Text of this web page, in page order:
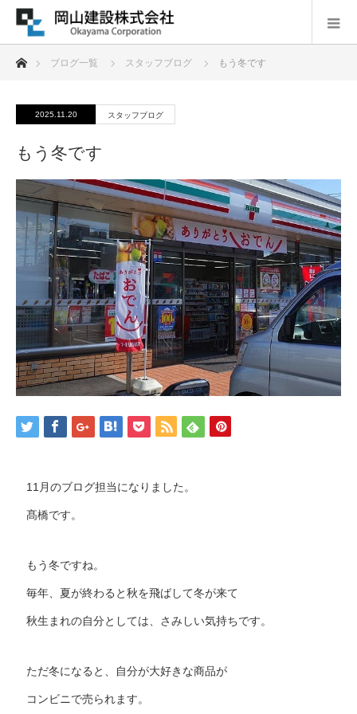
ホームブログ一覧 スタッフブログ もう冬です
2025.11.20 スタッフブログ
もう冬です
11月のブログ担当になりました。
髙橋です。
もう冬ですね。
毎年、夏が終わると秋を飛ばして冬が来て
秋生まれの自分としては、さみしい気持ちです。
ただ冬になると、自分が大好きな商品が
コンビニで売られます。